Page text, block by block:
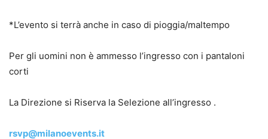
*L’evento si terrà anche in caso di pioggia/maltempo
Per gli uomini non è ammesso l’ingresso con i pantaloni
corti
La Direzione si Riserva la Selezione all’ingresso .
rsvp@milanoevents.it